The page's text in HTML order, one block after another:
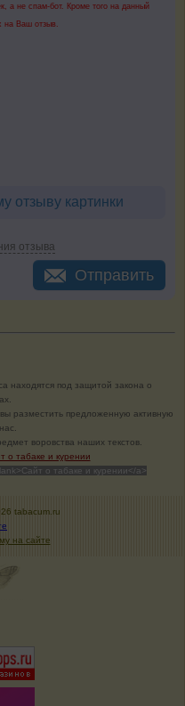
а не спам-бот. Кроме того на данный
на Ваш отзыв.
отзыву картинки
отзыва
Отправить
находятся под защитой закона о
разместить предложенную активную
воровства наших текстов.
о табаке и курении
о табаке и курении</a>
tabacum.ru
на сайте